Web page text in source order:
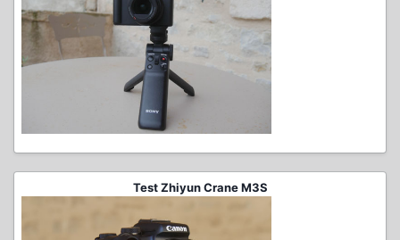
Test Zhiyun Crane M3S